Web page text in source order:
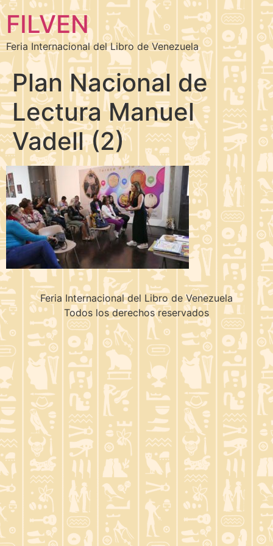
FILVEN
Feria Internacional del Libro de Venezuela
Plan Nacional de
Lectura Manuel
Vadell (2)
Feria Internacional del Libro de Venezuela
Todos los derechos reservados